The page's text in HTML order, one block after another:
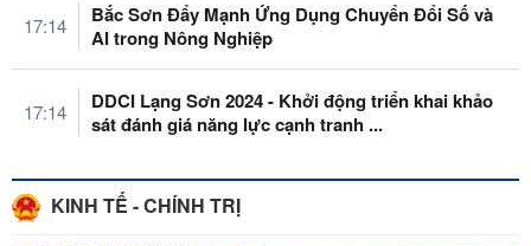
17:14
Bắc Sơn Đẩy Mạnh Ứng Dụng Chuyển Đổi Số và
AI trong Nông Nghiệp
17:14
DDCI Lạng Sơn 2024 - Khởi động triển khai khảo
sát đánh giá năng lực cạnh tranh ...
KINH TẾ - CHÍNH TRỊ